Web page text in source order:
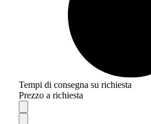
Tempi di consegna su richiesta
Prezzo a richiesta